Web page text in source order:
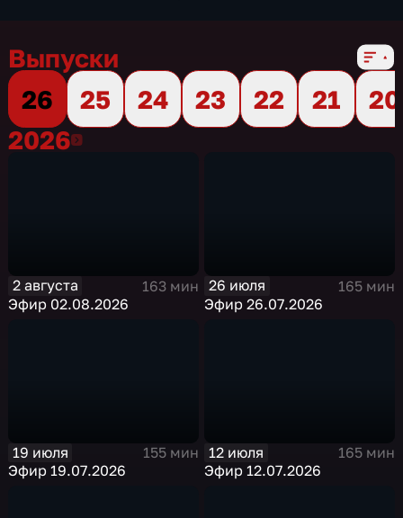
Выпуски
26
25 24 23 22 21
20
20262026
2 августа
163 мин
Эфир 02.08.2026
26 июля
165 мин
Эфир 26.07.2026
19 июля
155 мин
Эфир 19.07.2026
12 июля
165 мин
Эфир 12.07.2026